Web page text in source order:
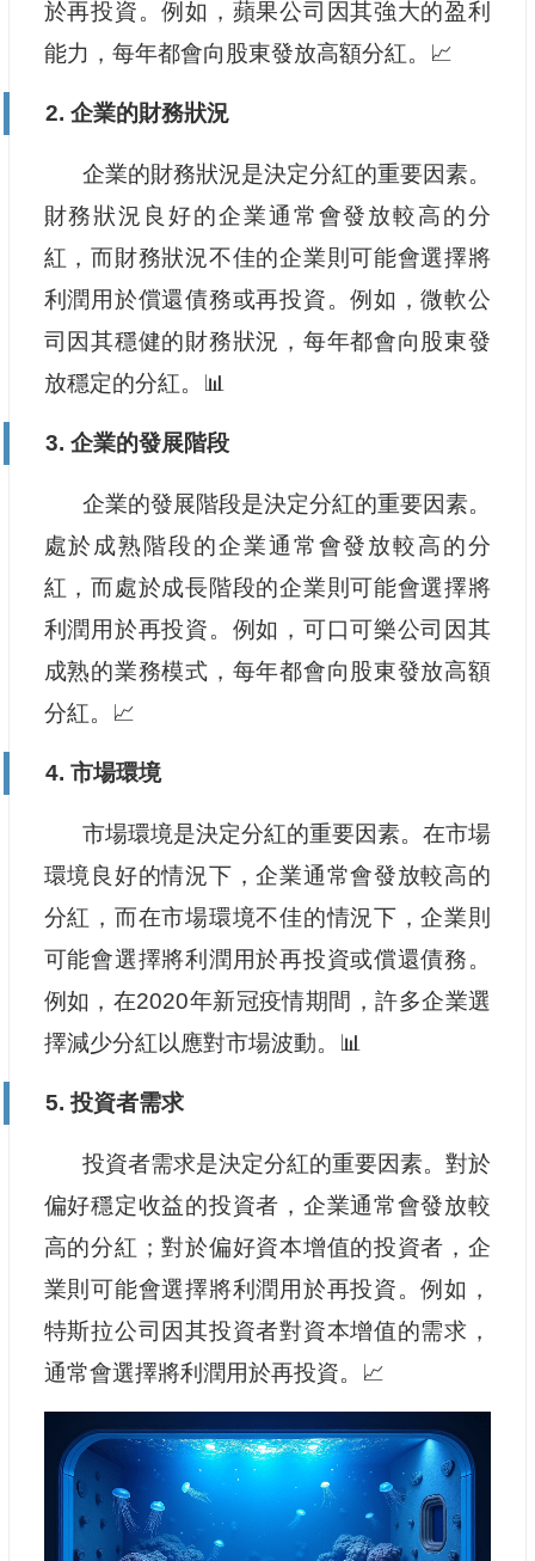
於再投資。例如，蘋果公司因其強大的盈利
能力，每年都會向股東發放高額分紅。📈
2. 企業的財務狀況
企業的財務狀況是決定分紅的重要因素。
財務狀況良好的企業通常會發放較高的分
紅，而財務狀況不佳的企業則可能會選擇將
利潤用於償還債務或再投資。例如，微軟公
司因其穩健的財務狀況，每年都會向股東發
放穩定的分紅。📊
3. 企業的發展階段
企業的發展階段是決定分紅的重要因素。
處於成熟階段的企業通常會發放較高的分
紅，而處於成長階段的企業則可能會選擇將
利潤用於再投資。例如，可口可樂公司因其
成熟的業務模式，每年都會向股東發放高額
分紅。📈
4. 市場環境
市場環境是決定分紅的重要因素。在市場
環境良好的情況下，企業通常會發放較高的
分紅，而在市場環境不佳的情況下，企業則
可能會選擇將利潤用於再投資或償還債務。
例如，在2020年新冠疫情期間，許多企業選
擇減少分紅以應對市場波動。📊
5. 投資者需求
投資者需求是決定分紅的重要因素。對於
偏好穩定收益的投資者，企業通常會發放較
高的分紅；對於偏好資本增值的投資者，企
業則可能會選擇將利潤用於再投資。例如，
特斯拉公司因其投資者對資本增值的需求，
通常會選擇將利潤用於再投資。📈